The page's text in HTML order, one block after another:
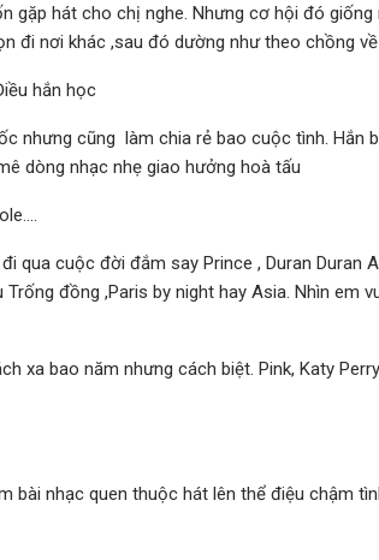
hát cho chị nghe. Nhưng cơ hội đó giống
đi nơi khác ,sau đó dường như theo chồng
hắn học
nhưng cũng làm chia rẻ bao cuộc tình. Hắn
dòng nhạc nhẹ giao hưởng hoà tấu
qua cuộc đời đắm say Prince , Duran Duran
đồng ,Paris by night hay Asia. Nhìn em
xa bao năm nhưng cách biệt. Pink, Katy
bài nhạc quen thuộc hát lên thể điệu chậm